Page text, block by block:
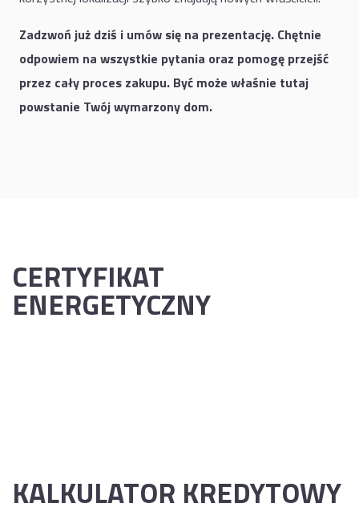
Zadzwoń już dziś i umów się na prezentację. Chętnie
odpowiem na wszystkie pytania oraz pomogę przejść
przez cały proces zakupu. Być może właśnie tutaj
powstanie Twój wymarzony dom.
CERTYFIKAT
ENERGETYCZNY
KALKULATOR KREDYTOWY